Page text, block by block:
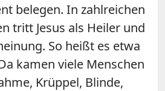
belegen. In zahlreichen
tritt Jesus als Heiler und
So heißt es etwa
kamen viele Menschen
Krüppel, Blinde,